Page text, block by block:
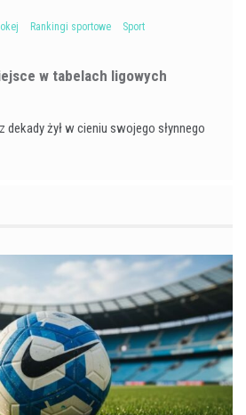
Rankingi sportowe
Sport
w tabelach ligowych
dekady żył w cieniu swojego słynnego